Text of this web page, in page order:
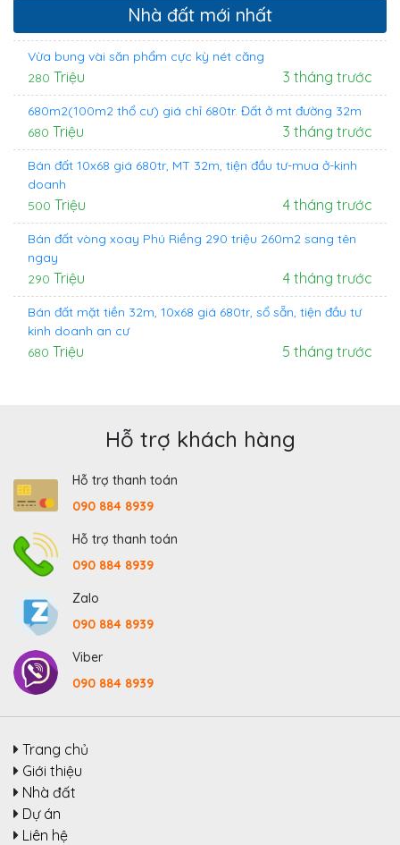
Nhà đất mới nhất
Vừa bung vài săn phẩm cực kỳ nét căng
280 Triệu 3 tháng trước
680m2(100m2 thổ cư) giá chỉ 680tr. Đất ở mt đường 32m
680 Triệu 3 tháng trước
Bán đất 10x68 giá 680tr, MT 32m, tiện đầu tư-mua ở-kinh
doanh
500 Triệu 4 tháng trước
Bán đất vòng xoay Phú Riềng 290 triệu 260m2 sang tên
ngay
290 Triệu 4 tháng trước
Bán đất mặt tiền 32m, 10x68 giá 680tr, sổ sẵn, tiện đầu tư
kinh doanh an cư
680 Triệu 5 tháng trước
Hỗ trợ khách hàng
Hỗ trợ thanh toán
090 884 8939
Hỗ trợ thanh toán
090 884 8939
Zalo
090 884 8939
Viber
090 884 8939
Trang chủ
Giới thiệu
Nhà đất
Dự án
Liên hệ